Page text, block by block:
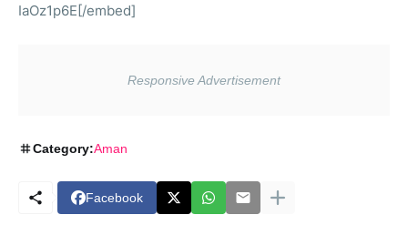
IaOz1p6E[/embed]
Category:Aman
Facebook